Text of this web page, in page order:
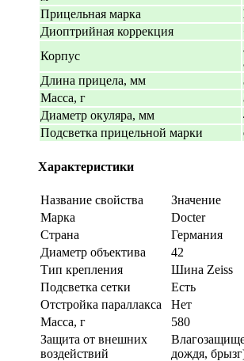
Прицельная марка
Диоптрийная коррекция
Корпус
Длина прицела, мм
Масса, г
Диаметр окуляра, мм
Подсветка прицельной марки
Характеристики
Название свойства
Значение
Марка
Docter
Страна
Германия
Диаметр объектива
42
Тип крепления
Шина Zeiss
Подсветка сетки
Есть
Отстройка параллакса
Нет
Масса, г
580
Защита от внешних
воздействий
дождя,